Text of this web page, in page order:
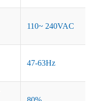
110~ 240VAC
47-63Hz